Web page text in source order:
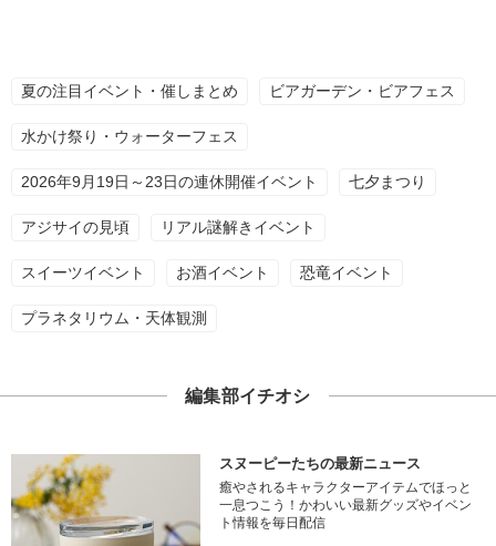
夏の注目イベント・催しまとめ ビアガーデン・ビアフェス
水かけ祭り・ウォーターフェス
2026年9月19日～23日の連休開催イベント 七夕まつり
アジサイの見頃 リアル謎解きイベント
スイーツイベント お酒イベント 恐竜イベント
プラネタリウム・天体観測
編集部イチオシ
スヌーピーたちの最新ニュース
癒やされるキャラクターアイテムでほっと
一息つこう！かわいい最新グッズやイベン
ト情報を毎日配信